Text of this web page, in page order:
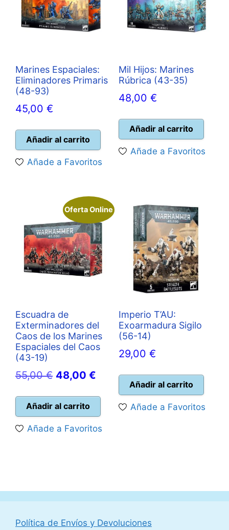
Marines Espaciales:
Eliminadores Primaris
(48-93)
45,00 €
Añadir al carrito
Añade a Favoritos
Mil Hijos: Marines
Rúbrica (43-35)
48,00 €
Añadir al carrito
Añade a Favoritos
Oferta Online
Escuadra de
Exterminadores del
Caos de los Marines
Espaciales del Caos
(43-19)
55,00€ El
original
era:
55,00 €.
48,00 €
actual
es:
48,00 €.
Añadir al carrito
Añade a Favoritos
Imperio T’AU:
Exoarmadura Sigilo
(56-14)
29,00 €
Añadir al carrito
Añade a Favoritos
Política de Envíos y Devoluciones